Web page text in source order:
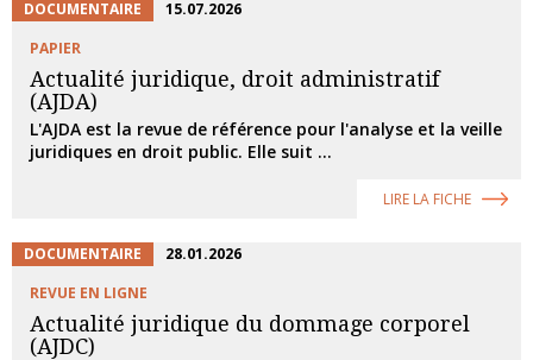
DOCUMENTAIRE
15.07.2026
PAPIER
Actualité juridique, droit administratif
(AJDA)
L'AJDA est la revue de référence pour l'analyse et la veille
juridiques en droit public. Elle suit ...
LIRE LA FICHE
DOCUMENTAIRE
28.01.2026
REVUE EN LIGNE
Actualité juridique du dommage corporel
(AJDC)